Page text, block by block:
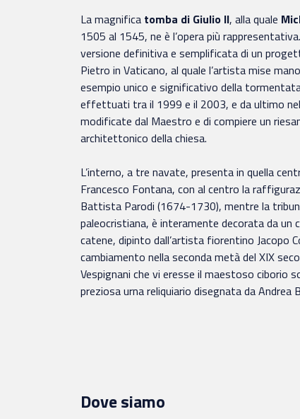
La magnifica tomba di Giulio II, alla quale
1505 al 1545, ne è l’opera più
versione definitiva e semplificata di un
Pietro in Vaticano, al quale l’artista mise
esempio unico e significativo della
effettuati tra il 1999 e il 2003, e da ultimo
modificate dal Maestro e di compiere un
architettonico della chiesa.
L’interno, a tre navate, presenta in quella
Francesco Fontana, con al centro la
Battista Parodi (1674-1730), mentre la
paleocristiana, è interamente decorata da
catene, dipinto dall’artista fiorentino Jacopo
cambiamento nella seconda metà del XIX
Vespignani che vi eresse il maestoso ciborio
preziosa urna reliquiario disegnata da
Dove siamo